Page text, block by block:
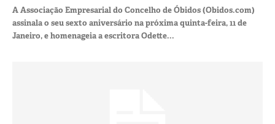
A Associação Empresarial do Concelho de Óbidos (Obidos.com)
assinala o seu sexto aniversário na próxima quinta-feira, 11 de
Janeiro, e homenageia a escritora Odette...